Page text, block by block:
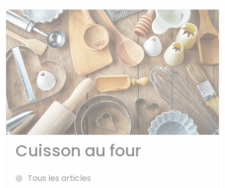
Cuisson au four
Tous les articles